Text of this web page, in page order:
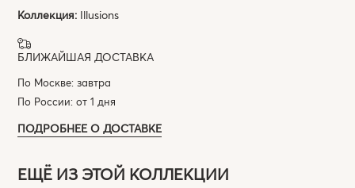
Коллекция: Illusions
БЛИЖАЙШАЯ ДОСТАВКА
По Москве: завтра
По России: от 1 дня
ПОДРОБНЕЕ О ДОСТАВКЕ
ЕЩЁ ИЗ ЭТОЙ КОЛЛЕКЦИИ